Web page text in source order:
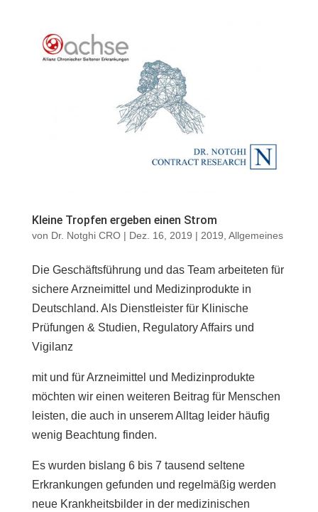
Kleine Tropfen ergeben einen Strom
von Dr. Notghi CRO| Dez. 16, 2019 | 2019 Allgemeines
Die Geschäftsführung und das Team arbeiteten für
sichere Arzneimittel und Medizinprodukte in
Deutschland. Als Dienstleister für Klinische
Prüfungen & Studien, Regulatory Affairs und
Vigilanz
mit und für Arzneimittel und Medizinprodukte
möchten wir einen weiteren Beitrag für Menschen
leisten, die auch in unserem Alltag leider häufig
wenig Beachtung finden.
Es wurden bislang 6 bis 7 tausend seltene
Erkrankungen gefunden und regelmäßig werden
neue Krankheitsbilder in der medizinischen